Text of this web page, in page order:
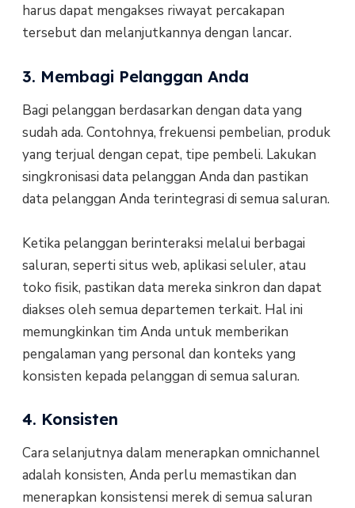
harus dapat mengakses riwayat percakapan
tersebut dan melanjutkannya dengan lancar.
3. Membagi Pelanggan Anda
Bagi pelanggan berdasarkan dengan data yang
sudah ada. Contohnya, frekuensi pembelian, produk
yang terjual dengan cepat, tipe pembeli. Lakukan
singkronisasi data pelanggan Anda dan pastikan
data pelanggan Anda terintegrasi di semua saluran.
Ketika pelanggan berinteraksi melalui berbagai
saluran, seperti situs web, aplikasi seluler, atau
toko fisik, pastikan data mereka sinkron dan dapat
diakses oleh semua departemen terkait. Hal ini
memungkinkan tim Anda untuk memberikan
pengalaman yang personal dan konteks yang
konsisten kepada pelanggan di semua saluran.
4. Konsisten
Cara selanjutnya dalam menerapkan omnichannel
adalah konsisten, Anda perlu memastikan dan
menerapkan konsistensi merek di semua saluran